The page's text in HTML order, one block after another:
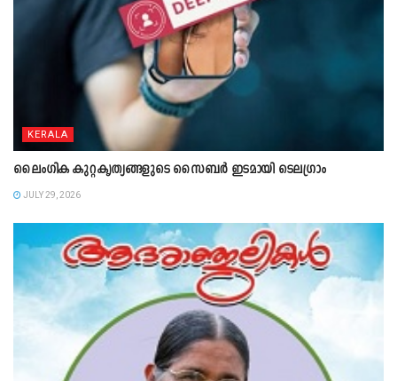
KERALA
ലൈംഗിക കുറ്റകൃത്യങ്ങളുടെ സൈബർ ഇടമായി ടെലഗ്രാം
JULY 29, 2026